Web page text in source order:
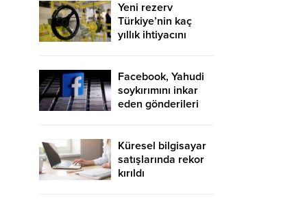
Yeni rezerv
Türkiye’nin kaç
yıllık ihtiyacını
Facebook, Yahudi
soykırımını inkar
eden gönderileri
Küresel bilgisayar
satışlarında rekor
kırıldı